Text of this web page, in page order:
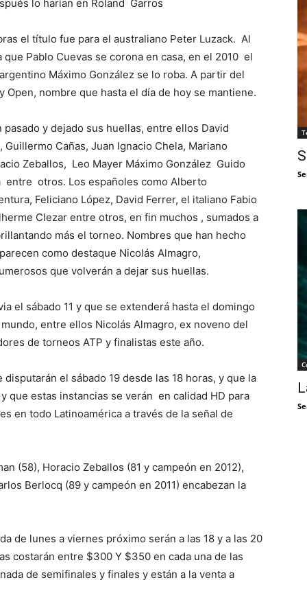
lo harían en Roland Garros
el título fue para el australiano Peter Luzack. Al
Pablo Cuevas se corona en casa, en el 2010 el
Máximo González se lo roba. A partir del
Open, nombre que hasta el día de hoy se mantiene.
y dejado sus huellas, entre ellos David
Cañas, Juan Ignacio Chela, Mariano
Zeballos, Leo Mayer Máximo González Guido
entre otros. Los españoles como Alberto
Feliciano López, David Ferrer, el italiano Fabio
Clezar entre otros, en fin muchos , sumados a
más el torneo. Nombres que han hecho
como destaque Nicolás Almagro,
que volverán a dejar sus huellas.
el sábado 11 y que se extenderá hasta el domingo
entre ellos Nicolás Almagro, ex noveno del
de torneos ATP y finalistas este año.
el sábado 19 desde las 18 horas, y que la
que estas instancias se verán en calidad HD para
en todo Latinoamérica a través de la señal de
(58), Horacio Zeballos (81 y campeón en 2012),
Berlocq (89 y campeón en 2011) encabezan la
de lunes a viernes próximo serán a las 18 y a las 20
costarán entre $300 Y $350 en cada una de las
de semifinales y finales y están a la venta a